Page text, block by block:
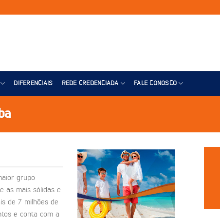
DIFERENCIAIS REDE CREDENCIADA FALE CONOSCO
grupo
as mais sólidas e
de 7 milhões de
e conta com a